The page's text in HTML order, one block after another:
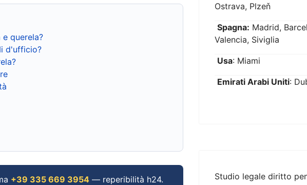
querela?
d'ufficio?
+39 335 669 3954 — reperibilità h24.
Ostrava, Plzeň
Spagna: Madrid,
Valencia, Siviglia
Usa: Miami
Emirati Arabi Uniti:
Studio legale diritto